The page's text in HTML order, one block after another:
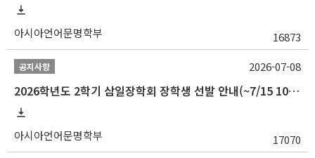
아시아언어문명학부 16873
공지사항
2026학년도 2학기 삼일장학회 장학생 선발 안내(~7/15 10:00)
아시아언어문명학부 17070
2026-07-08